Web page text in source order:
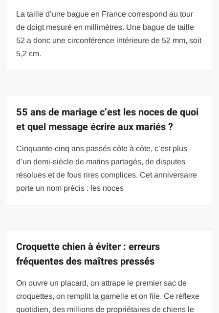
La taille d’une bague en France correspond au tour
de doigt mesuré en millimètres. Une bague de taille
52 a donc une circonférence intérieure de 52 mm, soit
5,2 cm.
55 ans de mariage c’est les noces de quoi
et quel message écrire aux mariés ?
Cinquante-cinq ans passés côte à côte, c’est plus
d’un demi-siècle de matins partagés, de disputes
résolues et de fous rires complices. Cet anniversaire
porte un nom précis : les noces
Croquette chien à éviter : erreurs
fréquentes des maîtres pressés
On ouvre un placard, on attrape le premier sac de
croquettes, on remplit la gamelle et on file. Ce réflexe
quotidien, des millions de propriétaires de chiens le